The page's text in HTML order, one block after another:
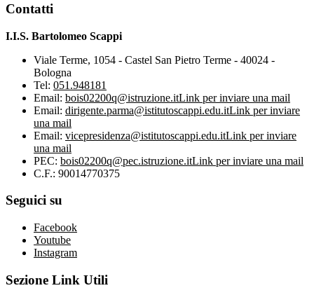
Contatti
I.I.S. Bartolomeo Scappi
Viale Terme, 1054 - Castel San Pietro Terme - 40024 -
Bologna
Tel: 051.948181
Email: bois02200q@istruzione.itLink per inviare una mail
Email: dirigente.parma@istitutoscappi.edu.itLink per inviare
una mail
Email: vicepresidenza@istitutoscappi.edu.itLink per inviare
una mail
PEC: bois02200q@pec.istruzione.itLink per inviare una mail
C.F.: 90014770375
Seguici su
Facebook
Youtube
Instagram
Sezione Link Utili